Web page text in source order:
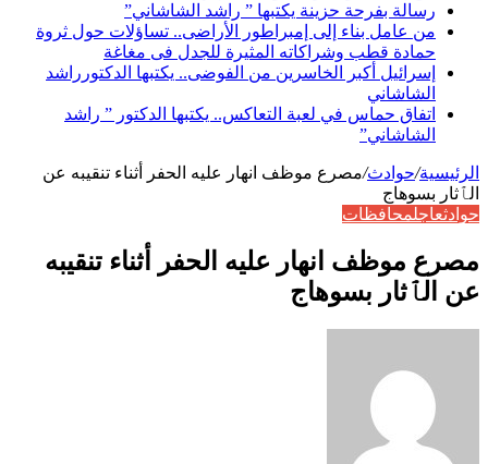
رسالة بفرحة حزينة يكتبها ” راشد الشاشاني”
من عامل بناء إلى إمبراطور الأراضى.. تساؤلات حول ثروة
حمادة قطب وشراكاته المثيرة للجدل فى مغاغة
إسرائيل أكبر الخاسرين من الفوضى.. يكتبها الدكتورراشد
الشاشاني
اتفاق حماس في لعبة التعاكس.. يكتبها الدكتور ” راشد
الشاشاني”
الرئيسية/حوادث/مصرع موظف انهار عليه الحفر أثناء تنقيبه عن
الٱثار بسوهاج
حوادثعاجلمحافظات
مصرع موظف انهار عليه الحفر أثناء تنقيبه
عن الٱثار بسوهاج